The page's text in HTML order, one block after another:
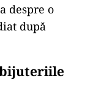
despre o
după